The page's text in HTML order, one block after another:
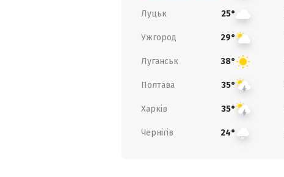
Луцьк 25°
Ужгород 29°
Луганськ 38°
Полтава 35°
Харків 35°
Чернігів 24°